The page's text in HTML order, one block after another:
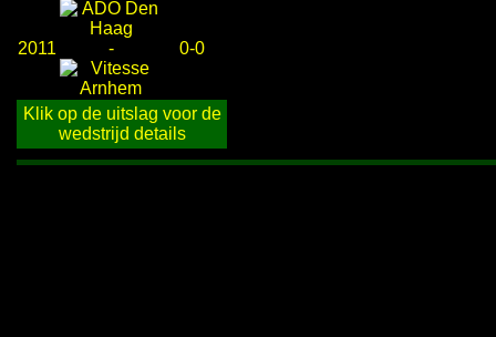
2011 - 0-0
Klik op de uitslag voor de
wedstrijd details